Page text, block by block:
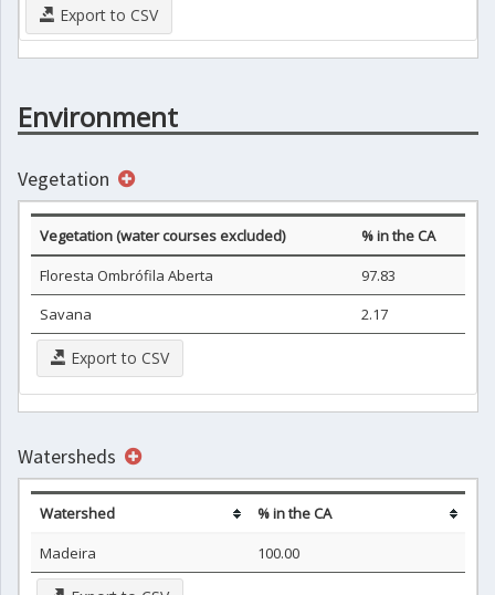
Export to CSV
Environment
Vegetation
Vegetation (water courses excluded)
% in the CA
Floresta Ombrófila Aberta
97.83
Savana
2.17
Export to CSV
Watersheds
Watershed
% in the CA
Madeira
100.00